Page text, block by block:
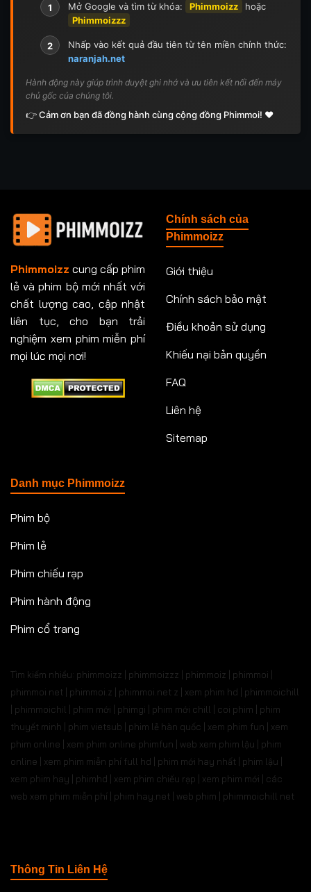
1 Mở Google và tìm từ khóa: Phimmoizz
hoặc
Phimmoizzz
2
Nhấp vào kết quả đầu tiên từ tên miền chính thức:
naranjah.net
Hành động này giúp trình duyệt ghi nhớ và ưu tiên kết nối đến máy
chủ gốc của chúng tôi.
👉 Cảm ơn bạn đã đồng hành cùng cộng đồng Phimmoi! ❤️
Phimmoizz cung cấp phim
lẻ và phim bộ mới nhất với
chất lượng cao, cập nhật
liên tục, cho bạn trải
nghiệm xem phim miễn phí
mọi lúc mọi nơi!
Chính sách của
Phimmoizz
Giới thiệu
Chính sách bảo mật
Điều khoản sử dụng
Khiếu nại bản quyền
FAQ
Liên hệ
Sitemap
Danh mục Phimmoizz
Phim bộ
Phim lẻ
Phim chiếu rạp
Phim hành động
Phim cổ trang
Tìm kiếm nhiều: phimmoizz | phimmoizzz | phimmoiz | phimmoi |
phimmoi net | phimmoi.z | phimmoi.net z | xem phim hd | phimmoichill
| phimmoichil | phim mới | phimgi | phim mới chill | coi phim | phim
thuyết minh | phim vietsub | phim lẻ hàn quốc | xem phim fun | xem
phim online | xem phim online phimfun | web xem phim lậu | phim
online | xem phim miễn phí full hd | phim mới hay nhất | phim lậu |
xem phim hay | phimhd | xem phim chiếu rạp | xem phim mới | các
web xem phim miễn phí | phim hay.net | web phim | phimmoichill net
Thông Tin Liên Hệ